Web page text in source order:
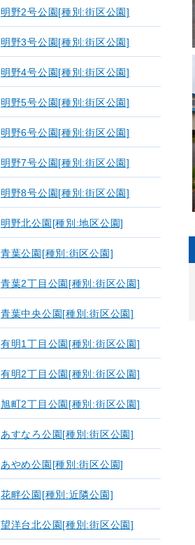
明野2号公園[種別:街区公園]
明野3号公園[種別:街区公園]
明野4号公園[種別:街区公園]
明野5号公園[種別:街区公園]
明野6号公園[種別:街区公園]
明野7号公園[種別:街区公園]
明野8号公園[種別:街区公園]
明野北公園[種別:地区公園]
青葉公園[種別:街区公園]
青葉2丁目公園[種別:街区公園]
青葉中央公園[種別:街区公園]
有明1丁目公園[種別:街区公園]
有明2丁目公園[種別:街区公園]
旭町2丁目公園[種別:街区公園]
あすなろ公園[種別:街区公園]
あやめ公園[種別:街区公園]
花畔公園[種別:近隣公園]
望洋台北公園[種別:街区公園]